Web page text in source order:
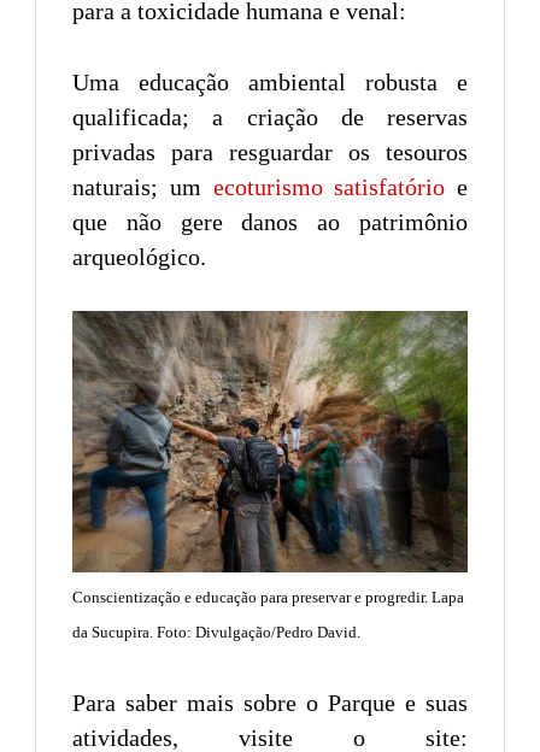
para a toxicidade humana e venal:
Uma educação ambiental robusta e
qualificada; a criação de reservas
privadas para resguardar os tesouros
naturais; um ecoturismo satisfatório e
que não gere danos ao patrimônio
arqueológico.
Conscientização e educação para preservar e progredir. Lapa
da Sucupira. Foto: Divulgação/Pedro David.
Para saber mais sobre o Parque e suas
atividades, visite o site: